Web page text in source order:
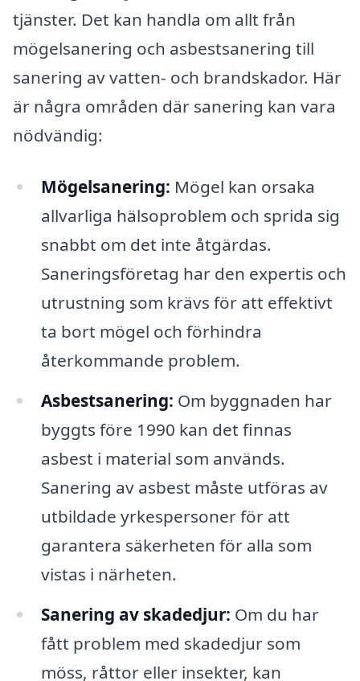
tjänster. Det kan handla om allt från
mögelsanering och asbestsanering till
sanering av vatten- och brandskador. Här
är några områden där sanering kan vara
nödvändig:
Mögelsanering: Mögel kan orsaka
allvarliga hälsoproblem och sprida sig
snabbt om det inte åtgärdas.
Saneringsföretag har den expertis och
utrustning som krävs för att effektivt
ta bort mögel och förhindra
återkommande problem.
Asbestsanering: Om byggnaden har
byggts före 1990 kan det finnas
asbest i material som används.
Sanering av asbest måste utföras av
utbildade yrkespersoner för att
garantera säkerheten för alla som
vistas i närheten.
Sanering av skadedjur: Om du har
fått problem med skadedjur som
möss, råttor eller insekter, kan